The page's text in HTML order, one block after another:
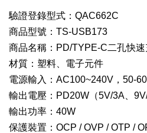
驗證登錄型式：QAC662C
商品型號：TS-USB173
商品名稱：PD/TYPE-C二孔快速
材質：塑料、電子元件
電源輸入：AC100~240V，50-
輸出電壓：PD20W（5V/3A、
輸出功率：40W
保護裝置：OCP / OVP / OTP /